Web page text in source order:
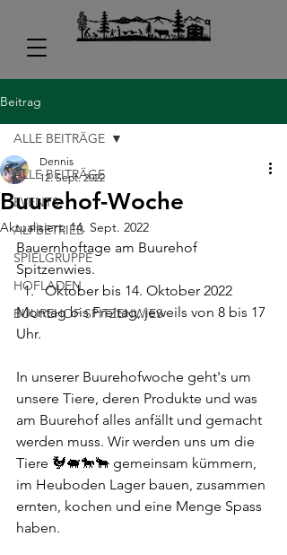
Beitrag
ALLE BEITRÄGE
EVENTS
ALPBETRIEB
SPIELGRUPPE
HOFLADEN
BUUREHOF SPITZENWIES
ALLE BEITRÄGE
Buurehof-Woche
Dennis
12. Sept. 2022
Aktualisiert:14. Sept. 2022
Bauernhoftage am Buurehof
Spitzenwies.
Oktober bis 14. Oktober 2022
Montag bis Freitag, jeweils von 8 bis 17
Uhr.
In unserer Buurehofwoche geht's um
unsere Tiere, deren Produkte und was
am Buurehof alles anfällt und gemacht
werden muss. Wir werden uns um die
Tiere 🐓🐖🐎🐂 gemeinsam kümmern,
im Heuboden Lager bauen, zusammen
ernten, kochen und eine Menge Spass
haben.